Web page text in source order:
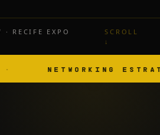
· RECIFE EXPO
SCROLL
↓
NETWORKING ESTRATÉGICO